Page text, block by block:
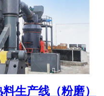
生产线（粉磨）